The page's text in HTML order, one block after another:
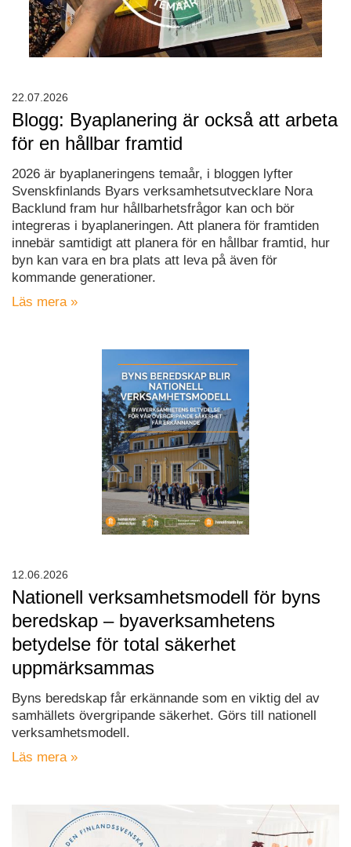
Blogg: Byaplanering är också att arbeta
för en hållbar framtid
2026 är byaplaneringens temaår, i bloggen lyfter
Svenskfinlands Byars verksamhetsutvecklare Nora
Backlund fram hur hållbarhetsfrågor kan och bör
integreras i byaplaneringen. Att planera för framtiden
innebär samtidigt att planera för en hållbar framtid, hur
byn kan vara en bra plats att leva på även för
kommande generationer.
Läs mera »
22.07.2026
Nationell verksamhetsmodell för byns
beredskap – byaverksamhetens
betydelse för total säkerhet
uppmärksammas
Byns beredskap får erkännande som en viktig del av
samhällets övergripande säkerhet. Görs till nationell
verksamhetsmodell.
Läs mera »
12.06.2026